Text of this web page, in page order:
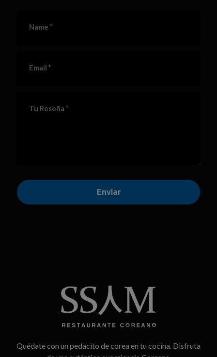
Name *
Email *
Tu Reseña *
Quédate con un pedacito de corea en tu cocina. Disfruta